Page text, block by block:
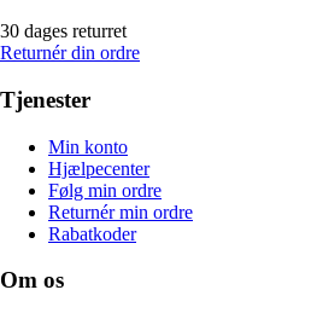
30 dages returret
Returnér din ordre
Tjenester
Min konto
Hjælpecenter
Følg min ordre
Returnér min ordre
Rabatkoder
Om os